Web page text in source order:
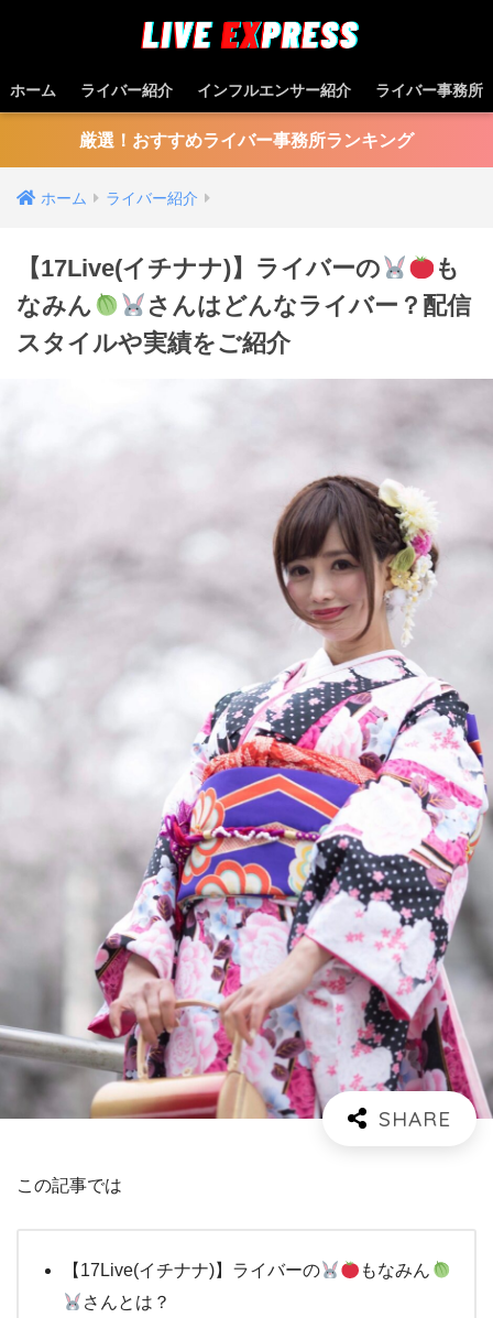
ホーム ライバー紹介 インフルエンサー紹介 ライバー事務所
厳選！おすすめライバー事務所ランキング
ホーム ライバー紹介
【17Live(イチナナ)】ライバーの
も
なみん
さんはどんなライバー？配信
スタイルや実績をご紹介
この記事では
【17Live(イチナナ)】ライバーの
もなみん
さんとは？